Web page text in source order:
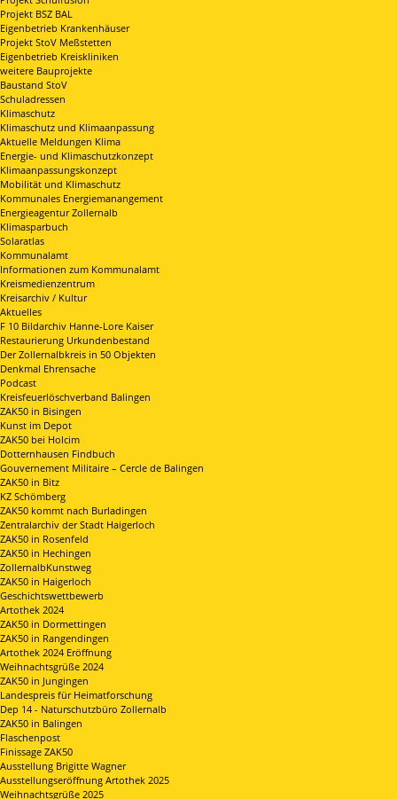
Projekt BSZ BAL
Eigenbetrieb Krankenhäuser
Projekt StoV Meßstetten
Eigenbetrieb Kreiskliniken
weitere Bauprojekte
Baustand StoV
Schuladressen
Klimaschutz
Klimaschutz und Klimaanpassung
Aktuelle Meldungen Klima
Energie- und Klimaschutzkonzept
Klimaanpassungskonzept
Mobilität und Klimaschutz
Kommunales Energiemanangement
Energieagentur Zollernalb
Klimasparbuch
Solaratlas
Kommunalamt
Informationen zum Kommunalamt
Kreismedienzentrum
Kreisarchiv / Kultur
Aktuelles
F 10 Bildarchiv Hanne-Lore Kaiser
Restaurierung Urkundenbestand
Der Zollernalbkreis in 50 Objekten
Denkmal Ehrensache
Podcast
Kreisfeuerlöschverband Balingen
ZAK50 in Bisingen
Kunst im Depot
ZAK50 bei Holcim
Dotternhausen Findbuch
Gouvernement Militaire – Cercle de Balingen
ZAK50 in Bitz
KZ Schömberg
ZAK50 kommt nach Burladingen
Zentralarchiv der Stadt Haigerloch
ZAK50 in Rosenfeld
ZAK50 in Hechingen
ZollernalbKunstweg
ZAK50 in Haigerloch
Geschichtswettbewerb
Artothek 2024
ZAK50 in Dormettingen
ZAK50 in Rangendingen
Artothek 2024 Eröffnung
Weihnachtsgrüße 2024
ZAK50 in Jungingen
Landespreis für Heimatforschung
Dep 14 - Naturschutzbüro Zollernalb
ZAK50 in Balingen
Flaschenpost
Finissage ZAK50
Ausstellung Brigitte Wagner
Ausstellungseröffnung Artothek 2025
Weihnachtsgrüße 2025